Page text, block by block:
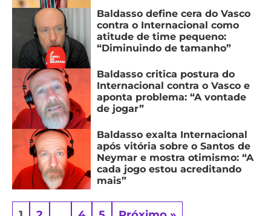
Baldasso define cera do Vasco
contra o Internacional como
atitude de time pequeno:
“Diminuindo de tamanho”
Baldasso critica postura do
Internacional contra o Vasco e
aponta problema: “A vontade
de jogar”
Baldasso exalta Internacional
após vitória sobre o Santos de
Neymar e mostra otimismo: “A
cada jogo estou acreditando
mais”